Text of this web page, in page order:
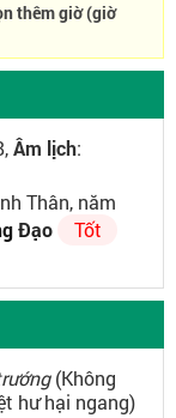
thêm giờ (giờ
Âm lịch:
Thân, năm
Đạo
Tốt
(Không
hư hại ngang)